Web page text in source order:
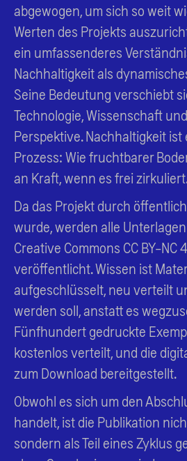
abgewogen, um sich so weit
Werten des Projekts
ein umfassenderes
Nachhaltigkeit als
Seine Bedeutung verschiebt
Technologie, Wissenschaft
Perspektive. Nachhaltigkeit
Prozess: Wie fruchtbarer
an Kraft, wenn es frei zirkuliert.
Da das Projekt durch
wurde, werden alle
Creative Commons CC BY-NC
veröffentlicht. Wissen ist
aufgeschlüsselt, neu verteilt
werden soll, anstatt es
Fünfhundert gedruckte
kostenlos verteilt, und die
zum Download bereitgestellt.
Obwohl es sich um den
handelt, ist die Publikation
sondern als Teil eines Zyklus